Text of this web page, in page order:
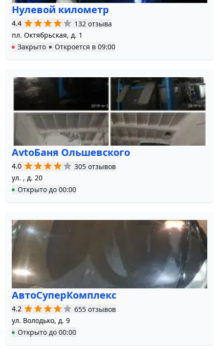
Нулевой километр
4.4
132 отзыва
пл. Октябрьская, д. 1
Закрыто
Откроется в 09:00
AvtoБаня Ольшевского
4.0
305 отзывов
ул. , д. 20
Открыто до 00:00
АвтоСуперКомплекс
4.2
655 отзывов
ул. Володько, д. 9
Открыто до 00:00